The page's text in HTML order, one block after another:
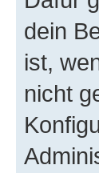
dein
ist,
nicht